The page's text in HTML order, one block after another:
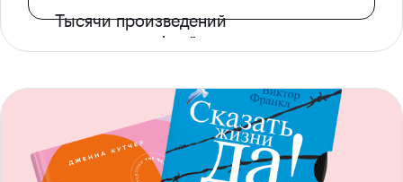
Тысячи произведений
с доступом офлайн